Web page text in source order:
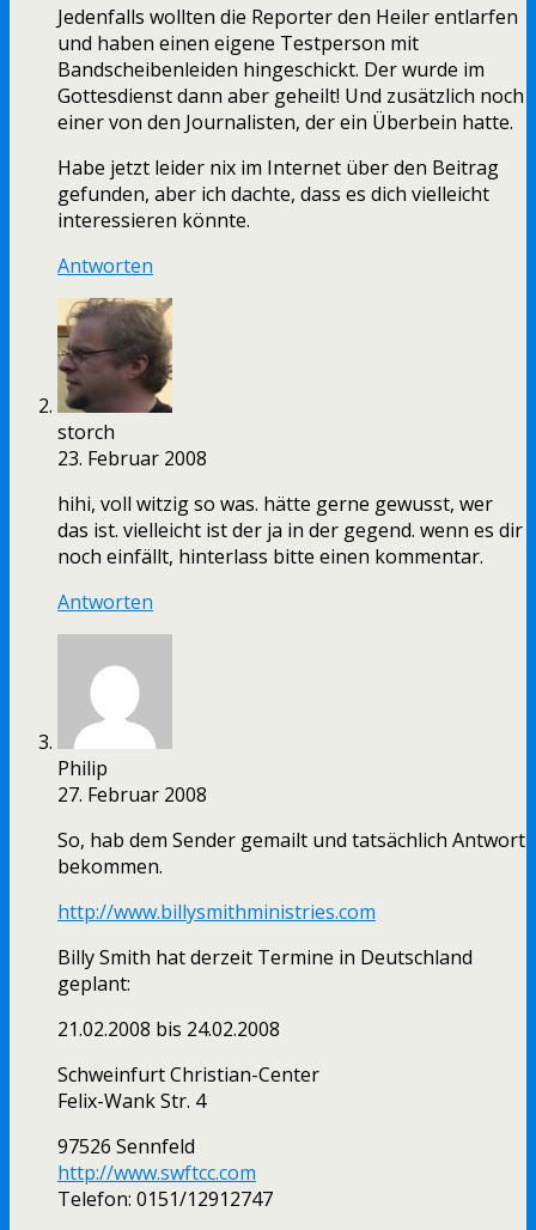
Jedenfalls wollten die Reporter den Heiler entlarfen
und haben einen eigene Testperson mit
Bandscheibenleiden hingeschickt. Der wurde im
Gottesdienst dann aber geheilt! Und zusätzlich noch
einer von den Journalisten, der ein Überbein hatte.
Habe jetzt leider nix im Internet über den Beitrag
gefunden, aber ich dachte, dass es dich vielleicht
interessieren könnte.
Antworten
storch
23. Februar 2008
hihi, voll witzig so was. hätte gerne gewusst, wer
das ist. vielleicht ist der ja in der gegend. wenn es dir
noch einfällt, hinterlass bitte einen kommentar.
Antworten
Philip
27. Februar 2008
So, hab dem Sender gemailt und tatsächlich Antwort
bekommen.
http://www.billysmithministries.com
Billy Smith hat derzeit Termine in Deutschland
geplant:
21.02.2008 bis 24.02.2008
Schweinfurt Christian-Center
Felix-Wank Str. 4
97526 Sennfeld
http://www.swftcc.com
Telefon: 0151/12912747